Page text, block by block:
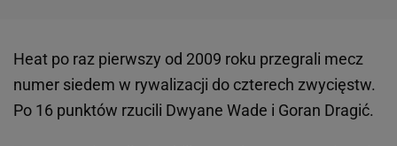
Heat po raz pierwszy od 2009 roku przegrali mecz
numer siedem w rywalizacji do czterech zwycięstw.
Po 16 punktów rzucili Dwyane Wade i Goran Dragić.